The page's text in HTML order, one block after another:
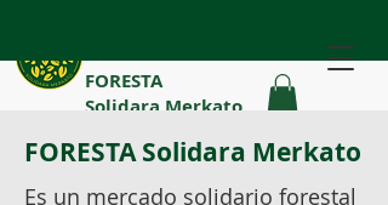
FORESTA
Solidara Merkato
Es un mercado solidario forestal
FORESTA Solidara Merkato